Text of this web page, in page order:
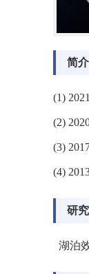
简介
(1)
(2)
(3)
(4)
研
湖泊